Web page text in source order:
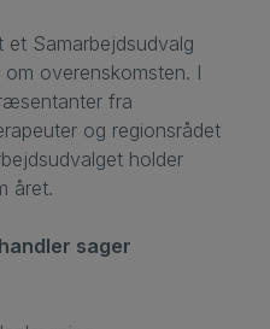
et Samarbejdsudvalg
overenskomsten. I
fra
og regionsrådet
holder
året.
sager